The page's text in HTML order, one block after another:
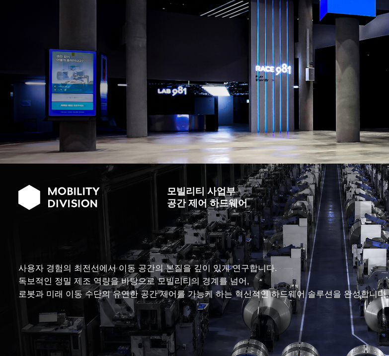
모빌리티 사업부
공간 제어 하드웨어
사용자 경험의 최전선에서 이동 공간의 본질을 깊이 있게 연구합니다.
독보적인 정밀 제조 역량을 바탕으로 모빌리티의 경계를 넘어,
로봇과 미래 이동 수단의 유연한 공간 제어를 가능케 하는 혁신적인 하드웨어 솔루션을 완성합니다.